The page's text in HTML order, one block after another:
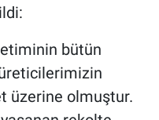
bütün
üzerine olmuştur.